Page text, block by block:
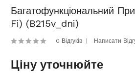
Багатофункціональний
Fi) (B215v_dni)
0 Відгуків Написати
Ціну уточнюйте